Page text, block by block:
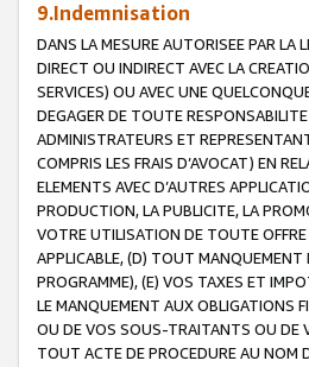
9.Indemnisation
DANS LA MESURE AUTORISEE PAR
DIRECT OU INDIRECT AVEC LA
SERVICES) OU AVEC UNE
DEGAGER DE TOUTE
ADMINISTRATEURS ET
COMPRIS LES FRAIS D’AVOCAT) EN
ELEMENTS AVEC D’AUTRES
PRODUCTION, LA PUBLICITE, LA
VOTRE UTILISATION DE TOUTE
APPLICABLE, (D) TOUT
PROGRAMME), (E) VOS TAXES ET
LE MANQUEMENT AUX OBLIGATIONS
OU DE VOS SOUS-TRAITANTS OU DE
TOUT ACTE DE PROCEDURE AU NOM